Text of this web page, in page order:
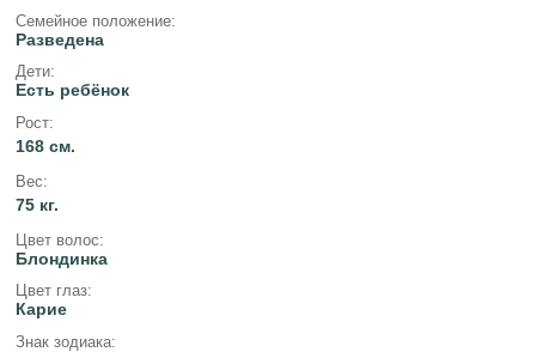
Семейное положение:
Разведена
Дети:
Есть ребёнок
Рост:
168 см.
Вес:
75 кг.
Цвет волос:
Блондинка
Цвет глаз:
Карие
Знак зодиака: